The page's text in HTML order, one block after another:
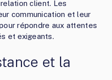
client. Les
communication et leur
répondre aux attentes
et exigeants.
et la